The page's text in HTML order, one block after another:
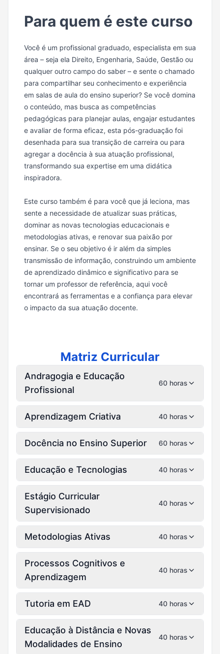
Para quem é este curso
Você é um profissional graduado, especialista em sua
área – seja ela Direito, Engenharia, Saúde, Gestão ou
qualquer outro campo do saber – e sente o chamado
para compartilhar seu conhecimento e experiência
em salas de aula do ensino superior? Se você domina
o conteúdo, mas busca as competências
pedagógicas para planejar aulas, engajar estudantes
e avaliar de forma eficaz, esta pós-graduação foi
desenhada para sua transição de carreira ou para
agregar a docência à sua atuação profissional,
transformando sua expertise em uma didática
inspiradora.
Este curso também é para você que já leciona, mas
sente a necessidade de atualizar suas práticas,
dominar as novas tecnologias educacionais e
metodologias ativas, e renovar sua paixão por
ensinar. Se o seu objetivo é ir além da simples
transmissão de informação, construindo um ambiente
de aprendizado dinâmico e significativo para se
tornar um professor de referência, aqui você
encontrará as ferramentas e a confiança para elevar
o impacto da sua atuação docente.
Matriz Curricular
Andragogia e Educação
Profissional
60 horas
Aprendizagem Criativa 40 horas
Docência no Ensino Superior 60 horas
Educação e Tecnologias 40 horas
Estágio Curricular
Supervisionado
40 horas
Metodologias Ativas 40 horas
Processos Cognitivos e
Aprendizagem
40 horas
Tutoria em EAD 40 horas
Educação à Distância e Novas
Modalidades de Ensino
40 horas